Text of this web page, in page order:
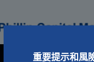
重要提示和風